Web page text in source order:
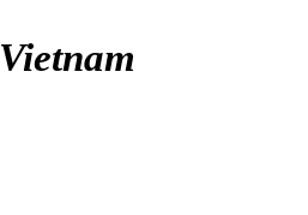
Vietnam